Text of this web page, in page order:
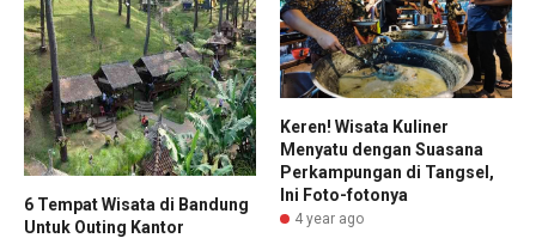
6 Tempat Wisata di Bandung
Untuk Outing Kantor
Keren! Wisata Kuliner
Menyatu dengan Suasana
Perkampungan di Tangsel,
Ini Foto-fotonya
4 year ago